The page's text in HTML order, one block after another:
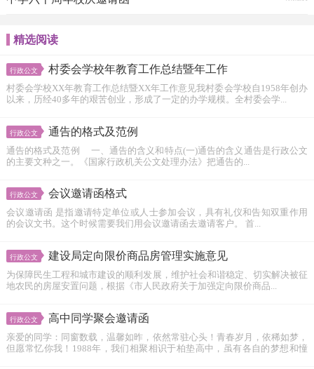
精选阅读
行政公文 村委会学校年教育工作总结暨年工作
村委会学校XX年教育工作总结暨XX年工作意见我村委会学校自1958年创办
以来，历经40多年的艰苦创业，形成了一定的办学规模。全村委会学...
行政公文 通告的格式及范例
通告的格式及范例 一、通告的含义和特点(一)通告的含义通告是行政公文
的主要文种之一。《国家行政机关公文处理办法》把通告的...
行政公文 会议邀请函格式
会议邀请函 是指邀请特定单位或人士参加会议，具有礼仪和告知双重作用
的会议文书。这个时候需要我们用会议邀请函去邀请客户。 首...
行政公文 建设局定向限价商品房管理实施意见
为保障民生工程和城市建设的顺利发展，维护社会和谐稳定、切实解决被征
地农民的房屋安置问题，根据《市人民政府关于加强定向限价商品...
行政公文 高中同学聚会邀请函
亲爱的同学：同窗数载，温馨如昨，依然常驻心头！青春岁月，依稀如梦，
但愿常忆你我！1988年，我们相聚相识于柏垫高中，虽有各自的梦想和憧